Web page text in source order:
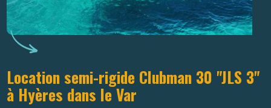
Location semi-rigide Clubman 30 "JLS 3"
à Hyères dans le Var